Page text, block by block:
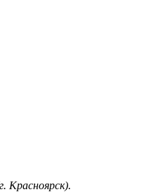
Красноярск).